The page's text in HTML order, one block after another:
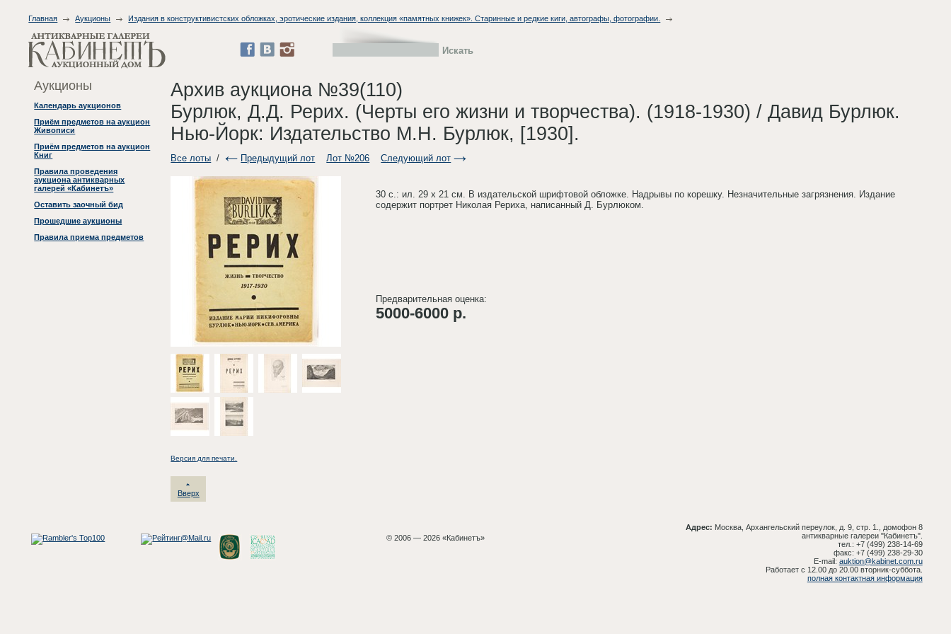
Главная Аукционы Издания в конструктивистских обложках, эротические издания, коллекция «памятных книжек». Старинные и редкие киги, автографы, фотографии.
Аукционы
Календарь аукционов
Приём предметов на аукцион
Живописи
Приём предметов на аукцион
Книг
Правила проведения
аукциона антикварных
галерей «Кабинетъ»
Оставить заочный бид
Прошедшие аукционы
Правила приема предметов
Архив аукциона №39(110)
Бурлюк, Д.Д. Рерих. (Черты его жизни и творчества). (1918-1930) / Давид Бурлюк.
Нью-Йорк: Издательство М.Н. Бурлюк, [1930].
Все лоты / Предыдущий лот Лот №206 Следующий лот
30 с.: ил. 29 х 21 см. В издательской шрифтовой обложке. Надрывы по корешку. Незначительные загрязнения. Издание
содержит портрет Николая Рериха, написанный Д. Бурлюком.
Предварительная оценка:
5000-6000 р.
Версия для печати.
Вверх
Адрес: Москва, Архангельский переулок, д. 9, стр. 1., домофон 8
антикварные галереи "Кабинетъ".
тел.: +7 (499) 238-14-69
факс: +7 (499) 238-29-30
E-mail: auktion@kabinet.com.ru
Работает с 12.00 до 20.00 вторник-суббота.
полная контактная информация
© 2006 — 2026 «Кабинетъ»